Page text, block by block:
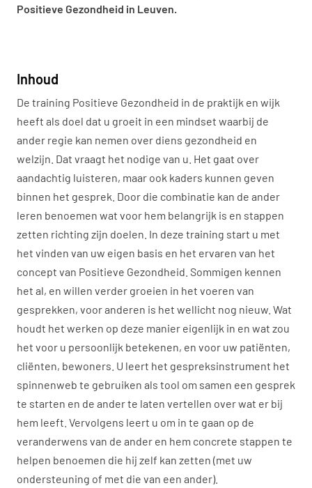
Positieve Gezondheid in Leuven.
Inhoud
De training Positieve Gezondheid in de praktijk en wijk
heeft als doel dat u groeit in een mindset waarbij de
ander regie kan nemen over diens gezondheid en
welzijn. Dat vraagt het nodige van u. Het gaat over
aandachtig luisteren, maar ook kaders kunnen geven
binnen het gesprek. Door die combinatie kan de ander
leren benoemen wat voor hem belangrijk is en stappen
zetten richting zijn doelen. In deze training start u met
het vinden van uw eigen basis en het ervaren van het
concept van Positieve Gezondheid. Sommigen kennen
het al, en willen verder groeien in het voeren van
gesprekken, voor anderen is het wellicht nog nieuw. Wat
houdt het werken op deze manier eigenlijk in en wat zou
het voor u persoonlijk betekenen, en voor uw patiënten,
cliënten, bewoners. U leert het gespreksinstrument het
spinnenweb te gebruiken als tool om samen een gesprek
te starten en de ander te laten vertellen over wat er bij
hem leeft. Vervolgens leert u om in te gaan op de
veranderwens van de ander en hem concrete stappen te
helpen benoemen die hij zelf kan zetten (met uw
ondersteuning of met die van een ander).